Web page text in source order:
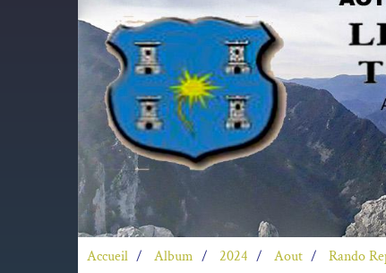
Accueil Album 2024 Aout Rando